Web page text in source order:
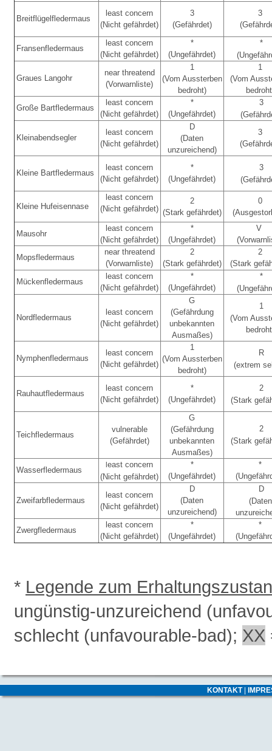
Breitflügelfledermaus
least concern
(Nicht gefährdet)
3
(Gefährdet)
3
Fransenfledermaus
least concern
(Nicht gefährdet)
*
(Ungefährdet)
*
Graues Langohr
near threatend
(Vorwarnliste)
1
(Vom Aussterben
bedroht)
1
(Vom
Große Bartfledermaus
least concern
(Nicht gefährdet)
*
(Ungefährdet)
3
Kleinabendsegler
least concern
(Nicht gefährdet)
D
(Daten
unzureichend)
3
Kleine Bartfledermaus
least concern
(Nicht gefährdet)
*
(Ungefährdet)
3
Kleine Hufeisennase
least concern
(Nicht gefährdet)
2
(Stark gefährdet)
0
Mausohr
least concern
(Nicht gefährdet)
*
(Ungefährdet)
V
Mopsfledermaus
near threatend
(Vorwarnliste)
2
(Stark gefährdet)
2
(Stark
Mückenfledermaus
least concern
(Nicht gefährdet)
*
(Ungefährdet)
*
Nordfledermaus
least concern
(Nicht gefährdet)
G
(Gefährdung
unbekannten
Ausmaßes)
1
(Vom
Nymphenfledermaus
least concern
(Nicht gefährdet)
1
(Vom Aussterben
bedroht)
R
(extrem
Rauhautfledermaus
least concern
(Nicht gefährdet)
*
(Ungefährdet)
2
(Stark
Teichfledermaus
vulnerable
(Gefährdet)
G
(Gefährdung
unbekannten
Ausmaßes)
2
(Stark
Wasserfledermaus
least concern
(Nicht gefährdet)
*
(Ungefährdet)
*
Zweifarbfledermaus
least concern
(Nicht gefährdet)
D
(Daten
unzureichend)
D
(Daten
Zwergfledermaus
least concern
(Nicht gefährdet)
*
(Ungefährdet)
*
* Legende zum
ungünstig-unzureichend
schlecht (unfavourable-bad); XX
KONTAKT|